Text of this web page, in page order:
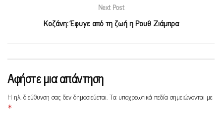
Next Post
Κοζάνη: Έφυγε από τη ζωή η Ρουθ Ζιάμπρα
Αφήστε μια απάντηση
Η ηλ. διεύθυνση σας δεν δημοσιεύεται.Τα υποχρεωτικά πεδία σημειώνονται με
*